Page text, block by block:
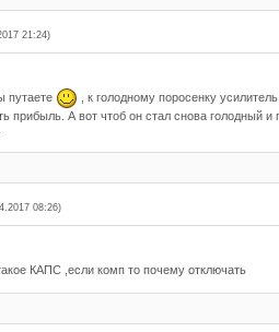
21:24)
путаете
, к голодному поросенку
прибыль. А вот чтоб он стал снова голодный
08:26)
КАПС ,если комп то почему отключать